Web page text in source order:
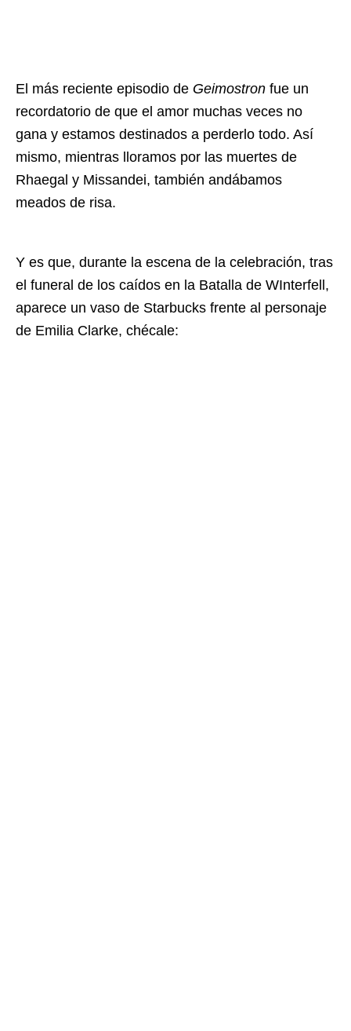
El más reciente episodio de Geimostron fue un
recordatorio de que el amor muchas veces no
gana y estamos destinados a perderlo todo. Así
mismo, mientras lloramos por las muertes de
Rhaegal y Missandei, también andábamos
meados de risa.
Y es que, durante la escena de la celebración, tras
el funeral de los caídos en la Batalla de WInterfell,
aparece un vaso de Starbucks frente al personaje
de Emilia Clarke, chécale: